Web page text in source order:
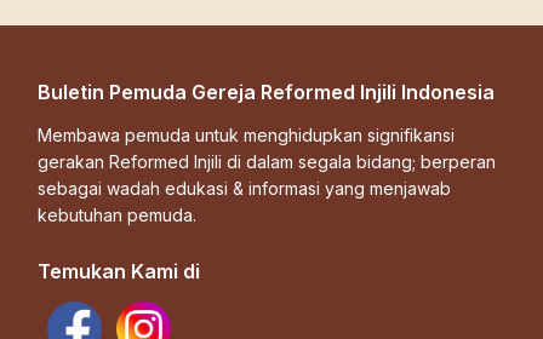
Buletin Pemuda Gereja Reformed Injili Indonesia
Membawa pemuda untuk menghidupkan signifikansi
gerakan Reformed Injili di dalam segala bidang; berperan
sebagai wadah edukasi & informasi yang menjawab
kebutuhan pemuda.
Temukan Kami di